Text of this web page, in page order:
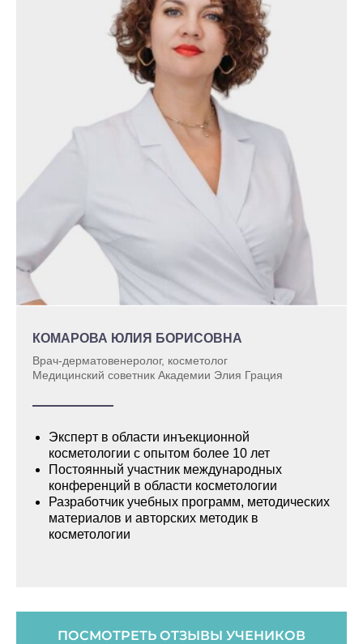
КОМАРОВА ЮЛИЯ БОРИСОВНА
Врач-дерматовенеролог, косметолог
Медицинский советник Академии Элия Грация
Эксперт в области инъекционной
косметологии с опытом более 10 лет
Постоянный участник международных
конференций в области косметологии
Разработчик учебных программ, методических
материалов и авторских методик в
косметологии
ПОСМОТРЕТЬ ОТЗЫВЫ УЧЕНИКОВ